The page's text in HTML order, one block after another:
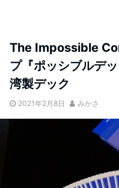
The Impossible
プ『ポッシブルデ
湾製デック
2021年2月8日 みかさ